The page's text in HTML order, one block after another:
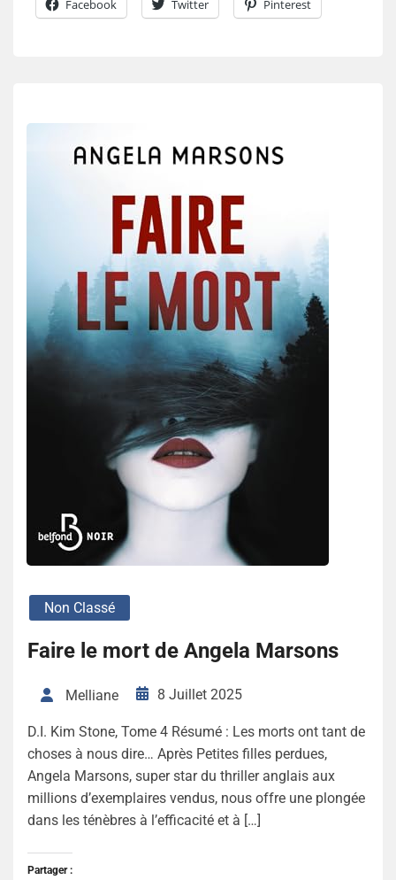
Facebook Twitter Pinterest
Non Classé
Faire le mort de Angela Marsons
Melliane 8 Juillet 2025
D.I. Kim Stone, Tome 4 Résumé : Les morts ont tant de
choses à nous dire… Après Petites filles perdues,
Angela Marsons, super star du thriller anglais aux
millions d’exemplaires vendus, nous offre une plongée
dans les ténèbres à l’efficacité et à […]
Partager :